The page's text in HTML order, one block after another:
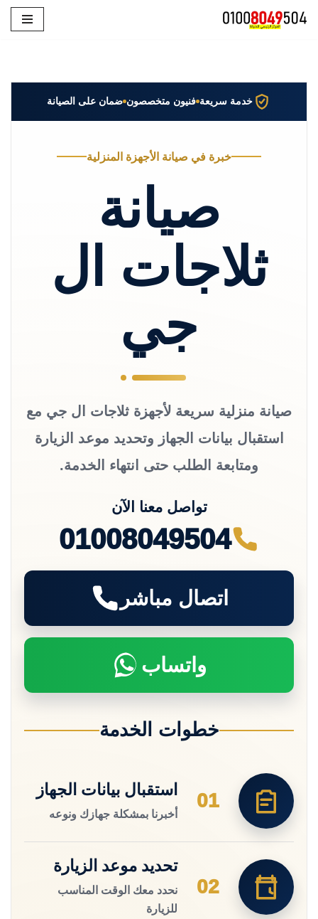
خدمة سريعة فنيون متخصصون ضمان على الصيانة
خبرة في صيانة الأجهزة المنزلية
صيانة
ثلاجات ال
جي
صيانة منزلية سريعة لأجهزة ثلاجات ال جي مع
استقبال بيانات الجهاز وتحديد موعد الزيارة
ومتابعة الطلب حتى انتهاء الخدمة.
تواصل معنا الآن
01008049504
اتصال مباشر
واتساب
خطوات الخدمة
01
استقبال بيانات الجهاز
أخبرنا بمشكلة جهازك ونوعه
02
تحديد موعد الزيارة
نحدد معك الوقت المناسب
للزيارة